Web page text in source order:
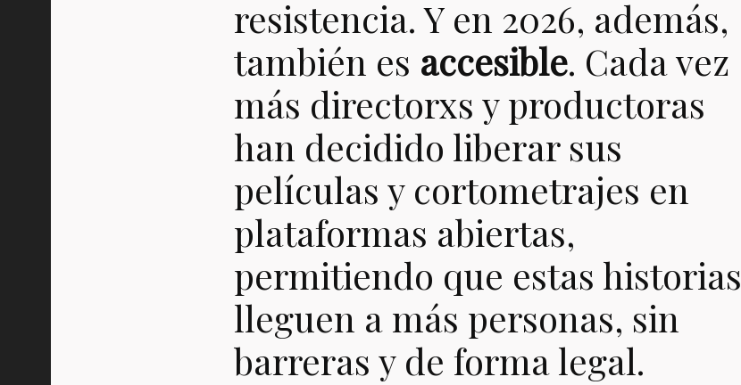
resistencia. Y en 2026, además,
también es accesible. Cada vez
más directorxs y productoras
han decidido liberar sus
películas y cortometrajes en
plataformas abiertas,
permitiendo que estas historias
lleguen a más personas, sin
barreras y de forma legal.